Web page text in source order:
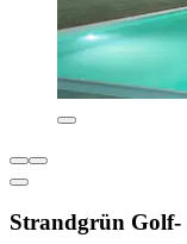
Strandgrün Golf-